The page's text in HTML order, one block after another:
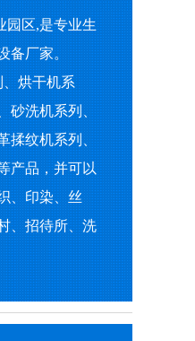
区,是专业生
备厂家。
烘干机系
砂洗机系列、
揉纹机系列、
产品，并可以
、印染、丝
、招待所、洗